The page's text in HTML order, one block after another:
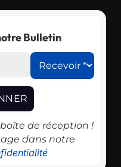
Bulletin
de réception !
dans notre